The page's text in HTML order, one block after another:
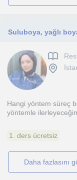
Hangi yöntem süreç
yöntemle
1. ders ücretsiz
daha fazlasını